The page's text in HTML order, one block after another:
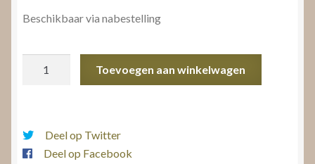
Beschikbaar via nabestelling
Toevoegen aan winkelwagen
Deel op Twitter
Deel op Facebook